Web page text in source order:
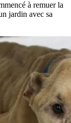
à remuer la
jardin avec sa